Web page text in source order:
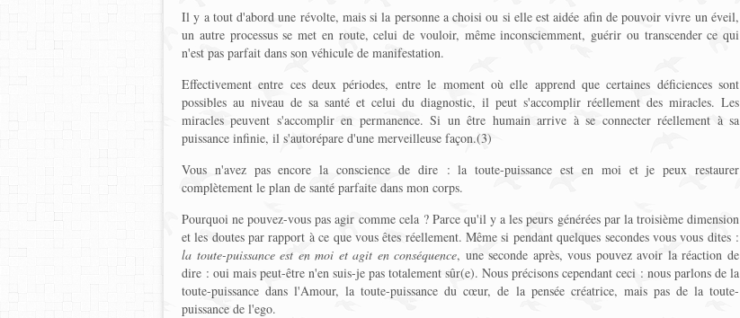
Il y a tout d'abord une révolte, mais si la personne a choisi ou si elle est aidée afin de pouvoir vivre un éveil,
un autre processus se met en route, celui de vouloir, même inconsciemment, guérir ou transcender ce qui
n'est pas parfait dans son véhicule de manifestation.
Effectivement entre ces deux périodes, entre le moment où elle apprend que certaines déficiences sont
possibles au niveau de sa santé et celui du diagnostic, il peut s'accomplir réellement des miracles. Les
miracles peuvent s'accomplir en permanence. Si un être humain arrive à se connecter réellement à sa
puissance infinie, il s'autorépare d'une merveilleuse façon.(3)
Vous n'avez pas encore la conscience de dire : la toute-puissance est en moi et je peux restaurer
complètement le plan de santé parfaite dans mon corps.
Pourquoi ne pouvez-vous pas agir comme cela ? Parce qu'il y a les peurs générées par la troisième dimension
et les doutes par rapport à ce que vous êtes réellement. Même si pendant quelques secondes vous vous dites :
la toute-puissance est en moi et agit en conséquence, une seconde après, vous pouvez avoir la réaction de
dire : oui mais peut-être n'en suis-je pas totalement sûr(e). Nous précisons cependant ceci : nous parlons de la
toute-puissance dans l'Amour, la toute-puissance du cœur, de la pensée créatrice, mais pas de la toute-
puissance de l'ego.